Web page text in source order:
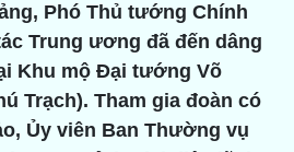
Phó Thủ tướng Chính
Trung ương đã đến dâng
Khu mộ Đại tướng Võ
Trạch). Tham gia đoàn có
Ủy viên Ban Thường vụ